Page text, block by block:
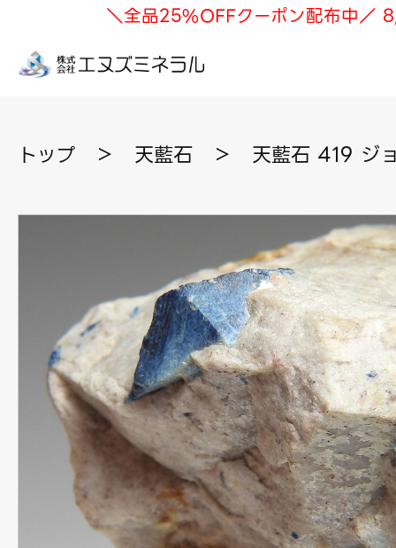
＼全品25%OFFクーポン配布中／
トップ ＞ 天藍石 ＞ 天藍石 419 ジ